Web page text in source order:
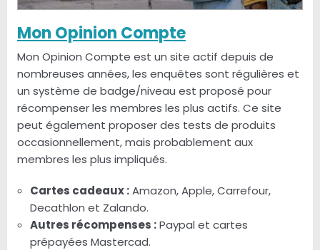
Mon Opinion Compte
Mon Opinion Compte est un site actif depuis de
nombreuses années, les enquêtes sont régulières et
un système de badge/niveau est proposé pour
récompenser les membres les plus actifs. Ce site
peut également proposer des tests de produits
occasionnellement, mais probablement aux
membres les plus impliqués.
Cartes cadeaux :Amazon, Apple, Carrefour,
Decathlon et Zalando.
Autres récompenses :Paypal et cartes
prépayées Mastercad.